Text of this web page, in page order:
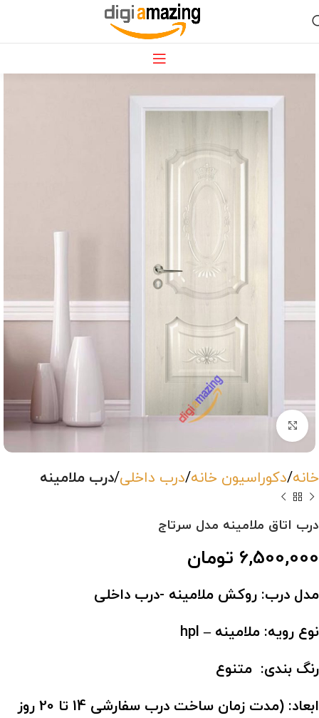
بزرگنمایی تصویر
خانه دکوراسیون خانه درب داخلی درب ملامینه
درب اتاق ملامینه مدل سرتاج
6,500,000 تومان
مدل درب: روکش ملامینه -درب داخلی
نوع رویه: ملامینه – hpl
رنگ بندی: متنوع
ابعاد:
(مدت زمان ساخت درب سفارشی 14 تا 20 روز